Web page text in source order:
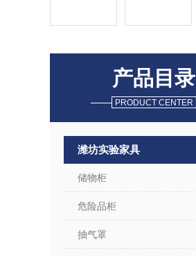
产品目录
PRODUCT CENTER
潍坊实验家具
储物柜
危险品柜
抽气罩